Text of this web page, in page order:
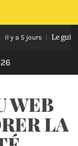
jours Le guide pour
WEB
LA